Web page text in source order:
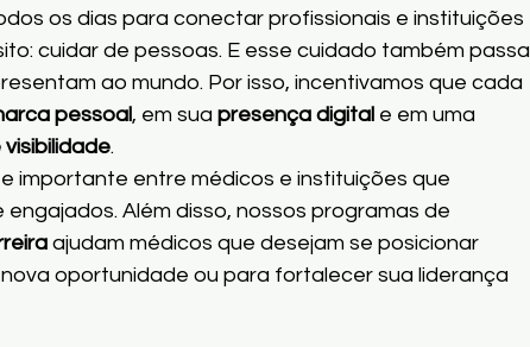
os dias para conectar profissionais e instituições
cuidar de pessoas. E esse cuidado também passa
ao mundo. Por isso, incentivamos que cada
pessoal, em sua presença digital e em uma
.
importante entre médicos e instituições que
Além disso, nossos programas de
ajudam médicos que desejam se posicionar
oportunidade ou para fortalecer sua liderança